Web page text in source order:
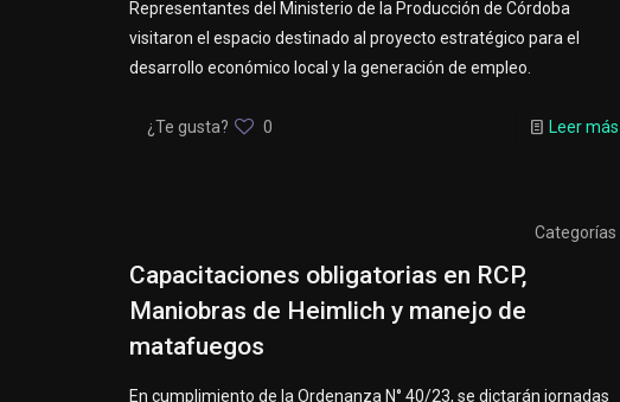
Representantes del Ministerio de la Producción de Córdoba
visitaron el espacio destinado al proyecto estratégico para el
desarrollo económico local y la generación de empleo.
¿Te gusta? 0 Leer más
Categorías
Capacitaciones obligatorias en RCP,
Maniobras de Heimlich y manejo de
matafuegos
En cumplimiento de la Ordenanza N° 40/23, se dictarán jornadas